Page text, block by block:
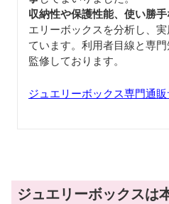
収納性や保護性能、使い勝
エリーボックスを分析し、
ています。利用者目線と専
監修しております。
ジュエリーボックス専門通販
ジュエリーボックスは